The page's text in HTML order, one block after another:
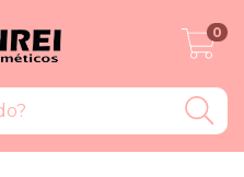
0